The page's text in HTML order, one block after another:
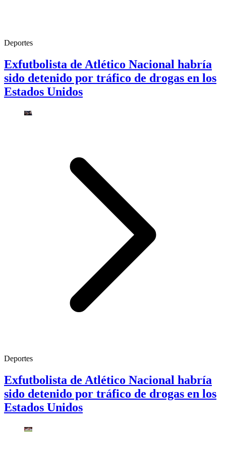
Deportes
Exfutbolista de Atlético Nacional habría
sido detenido por tráfico de drogas en los
Estados Unidos
Deportes
Exfutbolista de Atlético Nacional habría
sido detenido por tráfico de drogas en los
Estados Unidos